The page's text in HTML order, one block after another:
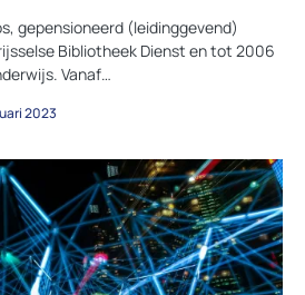
gepensioneerd (leidinggevend)
Bibliotheek Dienst en tot 2006
Vanaf…
2023